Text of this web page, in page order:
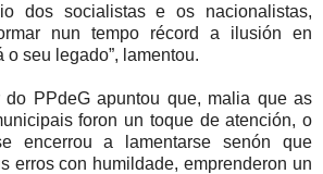
dos socialistas e os nacionalistas,
nun tempo récord a ilusión en
seu legado”, lamentou.
do PPdeG apuntou que, malia que as
foron un toque de atención, o
encerrou a lamentarse senón que
erros con humildade, emprenderon un